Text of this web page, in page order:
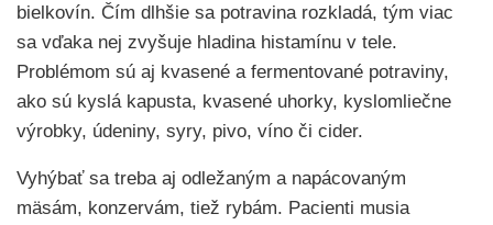
bielkovín. Čím dlhšie sa potravina rozkladá, tým viac
sa vďaka nej zvyšuje hladina histamínu v tele.
Problémom sú aj kvasené a fermentované potraviny,
ako sú kyslá kapusta, kvasené uhorky, kyslomliečne
výrobky, údeniny, syry, pivo, víno či cider.
Vyhýbať sa treba aj odležaným a napácovaným
mäsám, konzervám, tiež rybám. Pacienti musia